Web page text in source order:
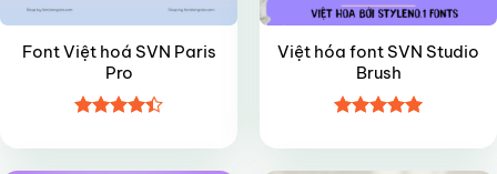
Font Việt hoá SVN Paris
Pro
hạng4.4
Việt hóa font SVN Studio
Brush
hạng55